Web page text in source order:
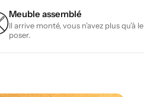
Meuble assemblé
Il arrive monté, vous n’avez plus qu’à le
poser.